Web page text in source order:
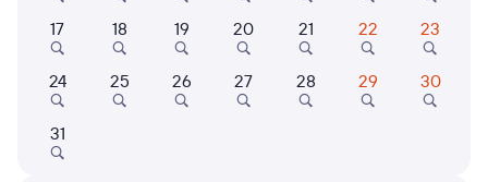
17 18 19 20 21 22 23
24 25 26 27 28 29 30
31